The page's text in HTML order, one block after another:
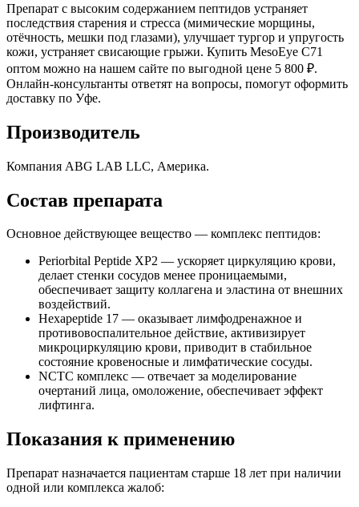
Препарат с высоким содержанием пептидов устраняет
последствия старения и стресса (мимические морщины,
отёчность, мешки под глазами), улучшает тургор и упругость
кожи, устраняет свисающие грыжи. Купить MesoEye C71
оптом можно на нашем сайте по выгодной цене 5 800 ₽.
Онлайн-консультанты ответят на вопросы, помогут оформить
доставку по Уфе.
Производитель
Компания ABG LAB LLC, Америка.
Состав препарата
Основное действующее вещество — комплекс пептидов:
Periorbital Peptide XP2 — ускоряет циркуляцию крови,
делает стенки сосудов менее проницаемыми,
обеспечивает защиту коллагена и эластина от внешних
воздействий.
Hexapeptide 17 — оказывает лимфодренажное и
противовоспалительное действие, активизирует
микроциркуляцию крови, приводит в стабильное
состояние кровеносные и лимфатические сосуды.
NCTC комплекс — отвечает за моделирование
очертаний лица, омоложение, обеспечивает эффект
лифтинга.
Показания к применению
Препарат назначается пациентам старше 18 лет при наличии
одной или комплекса жалоб: